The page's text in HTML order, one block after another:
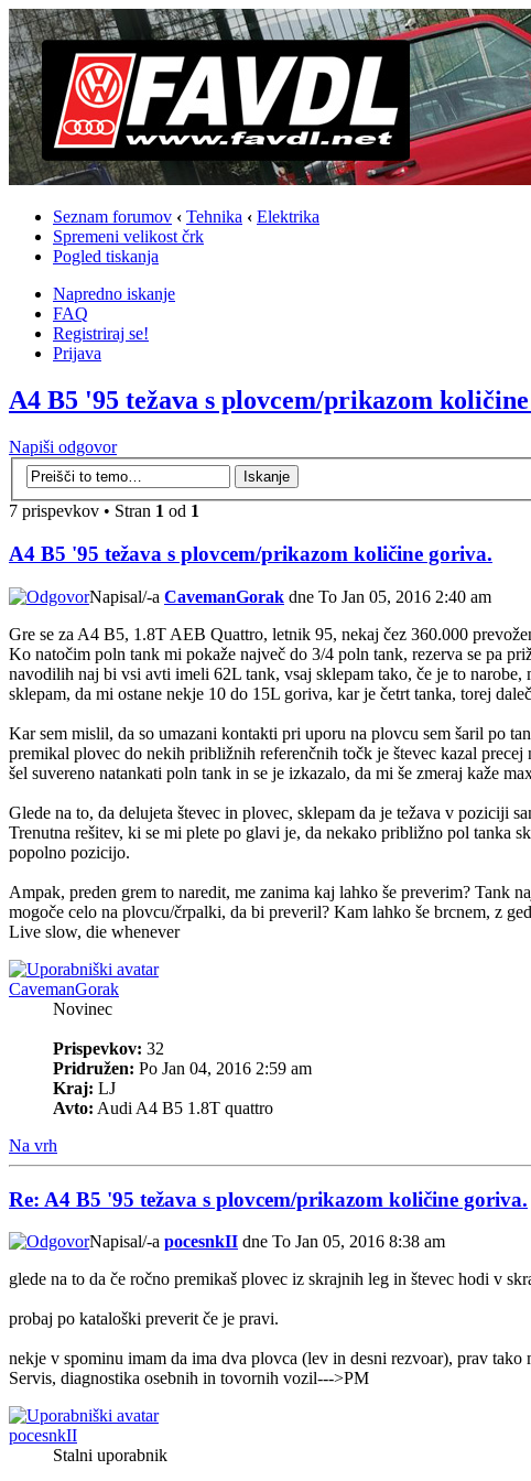
Seznam forumov ‹ Tehnika ‹ Elektrika
Spremeni velikost črk
Pogled tiskanja
Napredno iskanje
FAQ
Registriraj se!
Prijava
A4 B5 '95 težava s plovcem/prikazom
Napiši odgovor
7 prispevkov • Stran 1 od 1
A4 B5 '95 težava s plovcem/prikazom količine goriva.
Napisal/-a CavemanGorak dne To Jan 05, 2016 2:40 am
Gre se za A4 B5, 1.8T AEB Quattro, letnik 95, nekaj čez 360.000
Ko natočim poln tank mi pokaže največ do 3/4 poln tank, rezerva se pa
navodilih naj bi vsi avti imeli 62L tank, vsaj sklepam tako, če je to
sklepam, da mi ostane nekje 10 do 15L goriva, kar je četrt tanka, torej
Kar sem mislil, da so umazani kontakti pri uporu na plovcu sem šaril po
premikal plovec do nekih približnih referenčnih točk je števec kazal
šel suvereno natankati poln tank in se je izkazalo, da mi še zmeraj kaže
Glede na to, da delujeta števec in plovec, sklepam da je težava v poziciji
Trenutna rešitev, ki se mi plete po glavi je, da nekako približno pol tanka
popolno pozicijo.
Ampak, preden grem to naredit, me zanima kaj lahko še preverim? Tank
mogoče celo na plovcu/črpalki, da bi preveril? Kam lahko še brcnem, z
Live slow, die whenever
CavemanGorak
Novinec
Prispevkov: 32
Pridružen: Po Jan 04, 2016 2:59 am
Kraj: LJ
Avto: Audi A4 B5 1.8T quattro
Na vrh
Re: A4 B5 '95 težava s plovcem/prikazom količine goriva.
Napisal/-a pocesnkII dne To Jan 05, 2016 8:38 am
glede na to da če ročno premikaš plovec iz skrajnih leg in števec hodi v
probaj po kataloški preverit če je pravi.
nekje v spominu imam da ima dva plovca (lev in desni rezvoar), prav
Servis, diagnostika osebnih in tovornih vozil--->PM
pocesnkII
Stalni uporabnik